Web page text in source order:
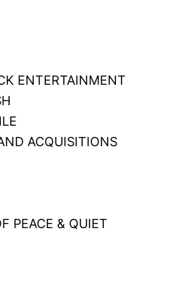
ENTERTAINMENT
ACQUISITIONS
PEACE & QUIET